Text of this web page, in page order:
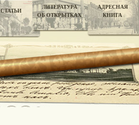
СТАТЬИ
ЛИТЕРАТУРА
ОБ ОТКРЫТКАХ
АДРЕСНАЯ
КНИГА